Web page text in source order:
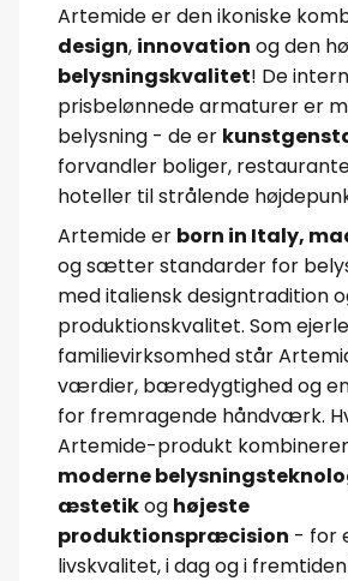
Artemide er den ikoniske
design, innovation og den
belysningskvalitet! De
prisbelønnede armaturer er
belysning - de er
forvandler boliger,
hoteller til strålende
Artemide er born in Italy,
og sætter standarder for
med italiensk designtradition
produktionskvalitet. Som
familievirksomhed står
værdier, bæredygtighed og
for fremragende håndværk.
Artemide-produkt kombinerer
moderne
æstetikog højeste
produktionspræcision - for
livskvalitet, i dag og i